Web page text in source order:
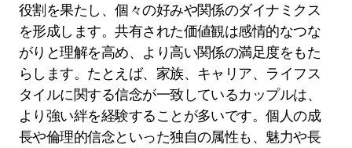
役割を果たし、個々の好みや関係のダイナミクス
を形成します。共有された価値観は感情的なつな
がりと理解を高め、より高い関係の満足度をもた
らします。たとえば、家族、キャリア、ライフス
タイルに関する信念が一致しているカップルは、
より強い絆を経験することが多いです。個人の成
長や倫理的信念といった独自の属性も、魅力や長